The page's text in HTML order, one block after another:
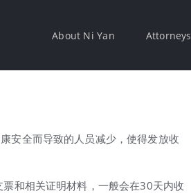
About Ni Yan Attorneys
安全而导致的人员减少，使得发放收
和相关证明材料，一般会在30天内收